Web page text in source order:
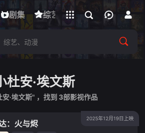
剧集 综艺 动漫 短剧
下载客户端
立即登录
杜安·埃文斯
·埃文斯" ，找到 3部影视作品
2025年12月19日上映
：火与烬